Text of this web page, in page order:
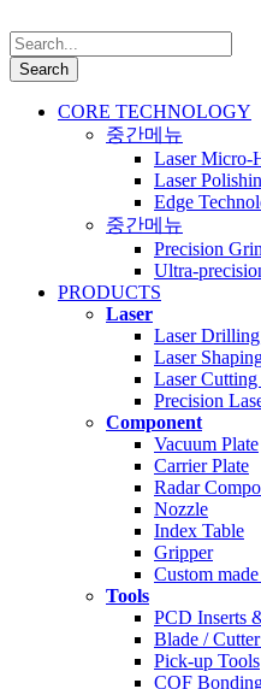
CORE TECHNOLOGY
중간메뉴
Laser Micro-
Laser
Edge
중간메뉴
Precision
Ultra-
PRODUCTS
Laser
Laser
Laser
Laser Cutting
Precision
Component
Vacuum Plate
Carrier Plate
Radar
Nozzle
Index Table
Gripper
Custom
Tools
PCD Inserts
Blade /
Pick-up Tools
COF